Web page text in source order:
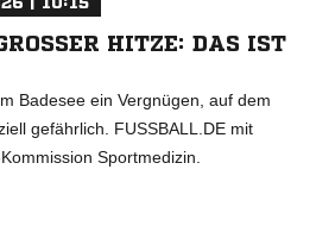
HITZE: DAS IST ZU
Badesee ein Vergnügen, auf dem
gefährlich. FUSSBALL.DE mit
Sportmedizin.